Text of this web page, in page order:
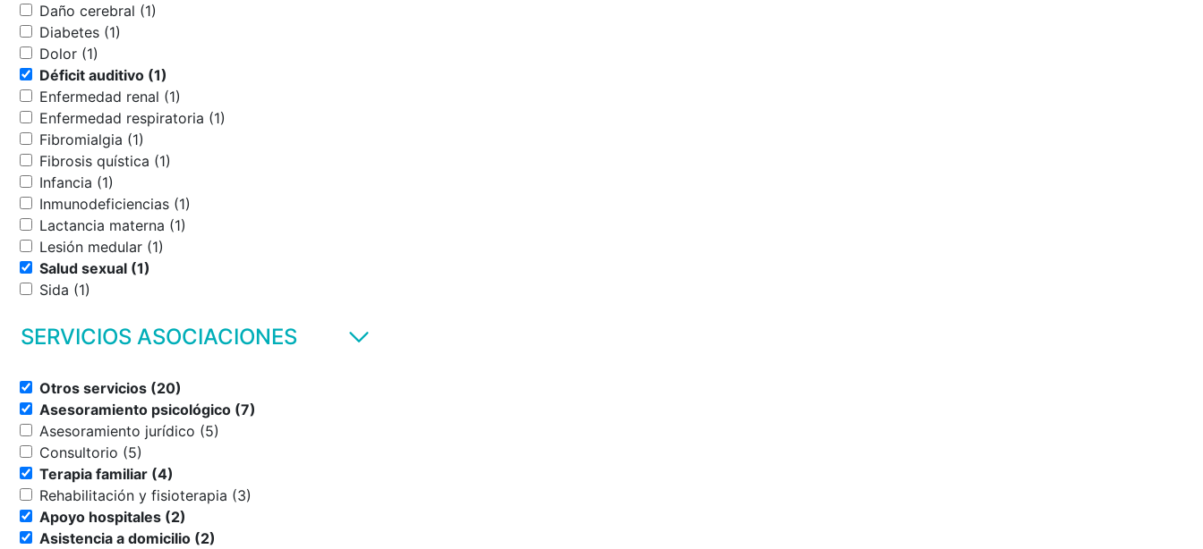
Daño cerebral (1)
Diabetes (1)
Dolor (1)
Déficit auditivo (1)
Enfermedad renal (1)
Enfermedad respiratoria (1)
Fibromialgia (1)
Fibrosis quística (1)
Infancia (1)
Inmunodeficiencias (1)
Lactancia materna (1)
Lesión medular (1)
Salud sexual (1)
Sida (1)
SERVICIOS ASOCIACIONES
Otros servicios (20)
Asesoramiento psicológico (7)
Asesoramiento jurídico (5)
Consultorio (5)
Terapia familiar (4)
Rehabilitación y fisioterapia (3)
Apoyo hospitales (2)
Asistencia a domicilio (2)